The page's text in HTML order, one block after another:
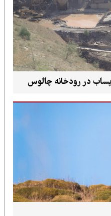
در رودخانه چالوس